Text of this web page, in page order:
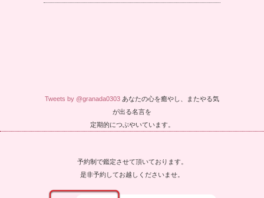
Tweets by @granada0303 あなたの心を癒やし、またやる気
が出る名言を
定期的につぶやいています。
予約制で鑑定させて頂いております。
是非予約してお越しくださいませ。